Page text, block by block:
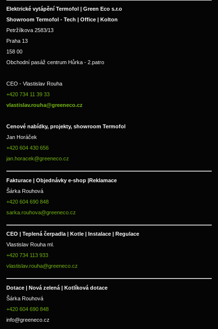
Elektrické vytápění Termofol | Green Eco s.r.o
Showroom Termofol - Tech | Office | Kolton
Petržílkova 2583/13
Praha 13
158 00
Obchodní pasáž centrum Hůrka - 2.patro
CEO - Vlastislav Rouha
+420 734 11 39 33
vlastislav.rouha@greeneco.cz
Cenové nabídky, projekty, showroom Termofol
Jan Horáček
+420 604 430 656
jan.horacek@greeneco.cz
Fakturace | Objednávky e-shop |Reklamace
Šárka Rouhová
+420 604 690 848
sarka.rouhova@greeneco.cz
CEO | Teplená čerpadla | Kotle | Instalace | Regulace
Vlastislav Rouha ml.
+420 734 113 933
vlastislav.rouha@greeneco.cz
Dotace | Nová zelená | Kotlíková dotace
Šárka Rouhová
+420 604 690 848
info@greeneco.cz